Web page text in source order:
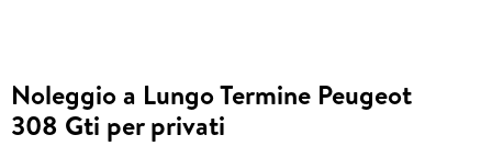
Noleggio a Lungo Termine Peugeot
308 Gti per privati